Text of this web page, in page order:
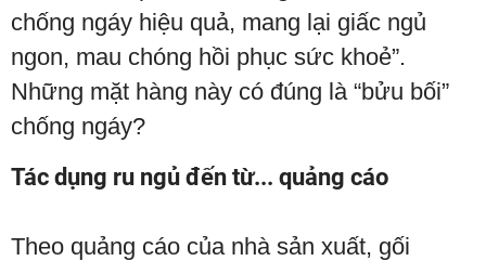
chống ngáy hiệu quả, mang lại giấc ngủ
ngon, mau chóng hồi phục sức khoẻ”.
Những mặt hàng này có đúng là “bửu bối”
chống ngáy?
Tác dụng ru ngủ đến từ... quảng cáo
Theo quảng cáo của nhà sản xuất, gối